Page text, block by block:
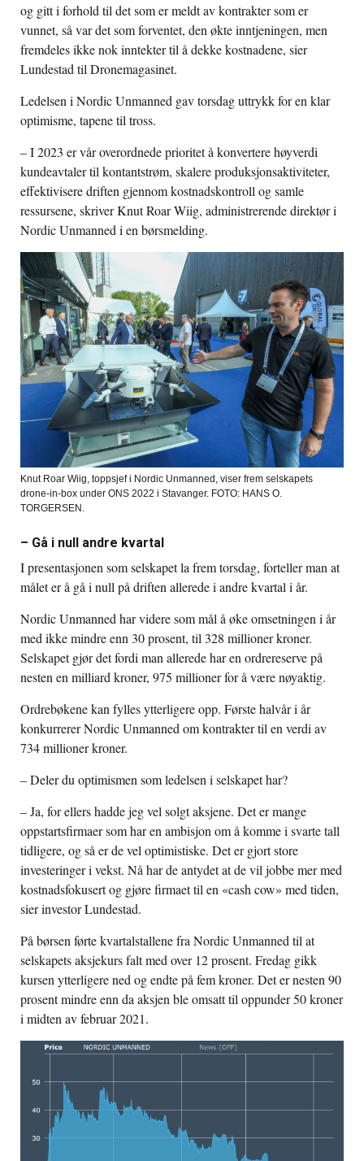
og gitt i forhold til det som er meldt av kontrakter som er
vunnet, så var det som forventet, den økte inntjeningen, men
fremdeles ikke nok inntekter til å dekke kostnadene, sier
Lundestad til Dronemagasinet.
Ledelsen i Nordic Unmanned gav torsdag uttrykk for en klar
optimisme, tapene til tross.
– I 2023 er vår overordnede prioritet å konvertere høyverdi
kundeavtaler til kontantstrøm, skalere produksjonsaktiviteter,
effektivisere driften gjennom kostnadskontroll og samle
ressursene, skriver Knut Roar Wiig, administrerende direktør i
Nordic Unmanned i en børsmelding.
Knut Roar Wiig, toppsjef i Nordic Unmanned, viser frem selskapets
drone-in-box under ONS 2022 i Stavanger. FOTO: HANS O.
TORGERSEN.
– Gå i null andre kvartal
I presentasjonen som selskapet la frem torsdag, forteller man at
målet er å gå i null på driften allerede i andre kvartal i år.
Nordic Unmanned har videre som mål å øke omsetningen i år
med ikke mindre enn 30 prosent, til 328 millioner kroner.
Selskapet gjør det fordi man allerede har en ordrereserve på
nesten en milliard kroner, 975 millioner for å være nøyaktig.
Ordrebøkene kan fylles ytterligere opp. Første halvår i år
konkurrerer Nordic Unmanned om kontrakter til en verdi av
734 millioner kroner.
– Deler du optimismen som ledelsen i selskapet har?
– Ja, for ellers hadde jeg vel solgt aksjene. Det er mange
oppstartsfirmaer som har en ambisjon om å komme i svarte tall
tidligere, og så er de vel optimistiske. Det er gjort store
investeringer i vekst. Nå har de antydet at de vil jobbe mer med
kostnadsfokusert og gjøre firmaet til en «cash cow» med tiden,
sier investor Lundestad.
På børsen førte kvartalstallene fra Nordic Unmanned til at
selskapets aksjekurs falt med over 12 prosent. Fredag gikk
kursen ytterligere ned ogendte på fem kroner. Det er nesten 90
prosent mindre enn da aksjen ble omsatt til oppunder 50 kroner
i midten av februar 2021.